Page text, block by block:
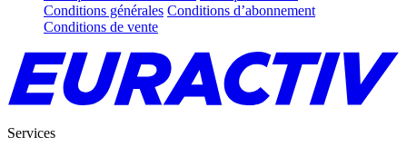
Conditions générales Conditions d’abonnement
Conditions de vente
Services